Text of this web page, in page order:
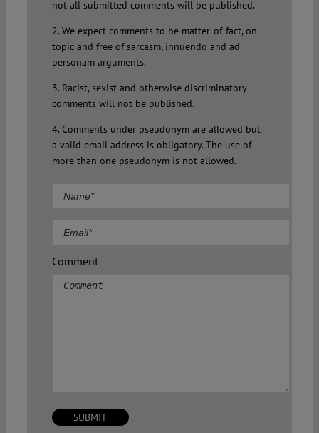
not all submitted comments will be published.
2. We expect comments to be matter-of-fact, on-
topic and free of sarcasm, innuendo and ad
personam arguments.
3. Racist, sexist and otherwise discriminatory
comments will not be published.
4. Comments under pseudonym are allowed but
a valid email address is obligatory. The use of
more than one pseudonym is not allowed.
Comment